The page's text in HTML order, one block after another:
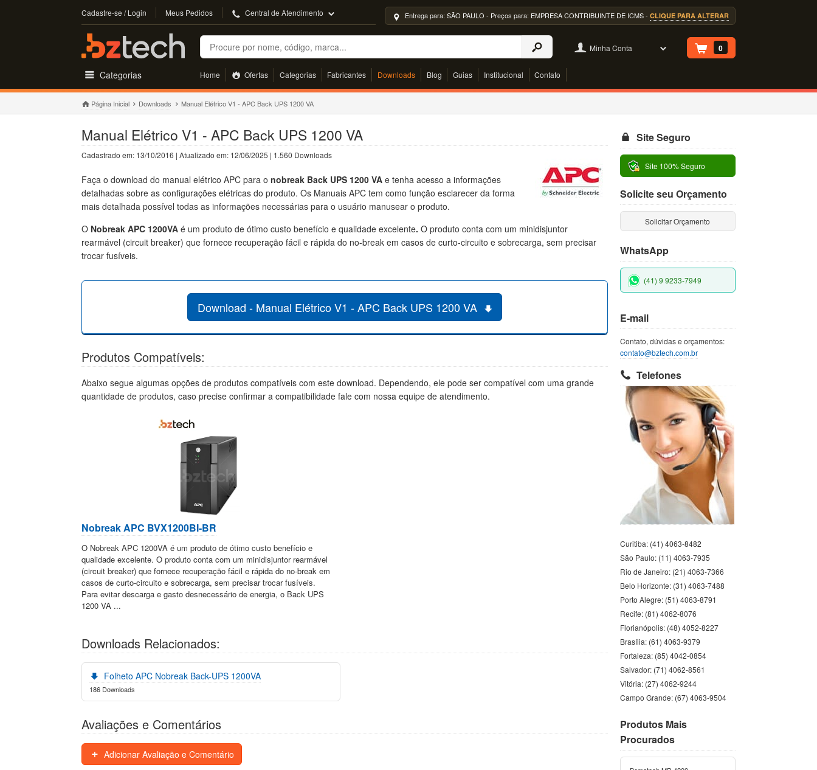
Cadastre-se / Login Meus Pedidos Central de Atendimento Entrega para: SÃO PAULO - Preços para: EMPRESA CONTRIBUINTE DE ICMS - CLIQUE PARA ALTERAR
Buscar
Minha Conta 0
Categorias Home Ofertas Categorias Fabricantes Downloads Blog Guias Institucional Contato
Página Inicial Downloads Manual Elétrico V1 - APC Back UPS 1200 VA
Site Seguro
Site 100% Seguro
Solicite seu Orçamento
Solicitar Orçamento
WhatsApp
(41) 9 9233-7949
E-mail
Contato, dúvidas e orçamentos:
contato@bztech.com.br
Telefones
Curitiba: (41) 4063-8482
São Paulo: (11) 4063-7935
Rio de Janeiro: (21) 4063-7366
Belo Horizonte: (31) 4063-7488
Porto Alegre: (51) 4063-8791
Recife: (81) 4062-8076
Florianópolis: (48) 4052-8227
Brasília: (61) 4063-9379
Fortaleza: (85) 4042-0854
Salvador: (71) 4062-8561
Vitória: (27) 4062-9244
Campo Grande: (67) 4063-9504
Produtos Mais
Procurados
Manual Elétrico V1 - APC Back UPS 1200 VA
Cadastrado em: 13/10/2016 | Atualizado em: 12/06/2025 | 1.560 Downloads
Faça o download do manual elétrico APC para o nobreak Back UPS 1200 VAe tenha acesso a informações
detalhadas sobre as configurações elétricas do produto. Os Manuais APC tem como função esclarecer da forma
mais detalhada possível todas as informações necessárias para o usuário manusear o produto.
O Nobreak APC 1200VA é um produto de ótimo custo benefício e qualidade excelente.O produto conta com um minidisjuntor
rearmável (circuit breaker) que fornece recuperação fácil e rápida do no-break em casos de curto-circuito e sobrecarga, sem precisar
trocar fusíveis.
Download - Manual Elétrico V1 - APC Back UPS 1200 VA
Produtos Compatíveis:
Abaixo segue algumas opções de produtos compatíveis com este download. Dependendo, ele pode ser compatível com uma grande
quantidade de produtos, caso precise confirmar a compatibilidade fale com nossa equipe de atendimento.
Nobreak APC BVX1200BI-BR
O Nobreak APC 1200VA é um produto de ótimo custo benefício e
qualidade excelente. O produto conta com um minidisjuntor rearmável
(circuit breaker) que fornece recuperação fácil e rápida do no-break em
casos de curto-circuito e sobrecarga, sem precisar trocar fusíveis.
Para evitar descarga e gasto desnecessário de energia, o Back UPS
1200 VA ...
Downloads Relacionados:
Folheto APC Nobreak Back-UPS 1200VA
186 Downloads
Avaliações e Comentários
Adicionar Avaliação e Comentário